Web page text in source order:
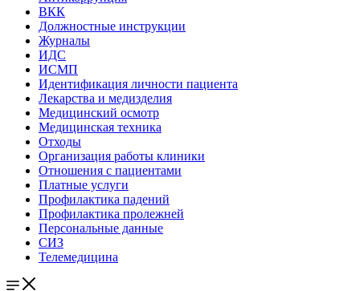
ВКК
Должностные инструкции
Журналы
ИДС
ИСМП
Идентификация личности пациента
Лекарства и медизделия
Медицинский осмотр
Медицинская техника
Отходы
Организация работы клиники
Отношения с пациентами
Платные услуги
Профилактика падений
Профилактика пролежней
Персональные данные
СИЗ
Телемедицина